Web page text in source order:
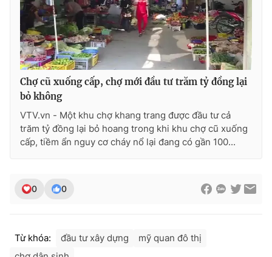
Chợ cũ xuống cấp, chợ mới đầu tư trăm tỷ đồng lại
bỏ không
VTV.vn - Một khu chợ khang trang được đầu tư cả
trăm tỷ đồng lại bỏ hoang trong khi khu chợ cũ xuống
cấp, tiềm ẩn nguy cơ cháy nổ lại đang có gần 100...
0 0
Từ khóa: đầu tư xây dựng
mỹ quan đô thị